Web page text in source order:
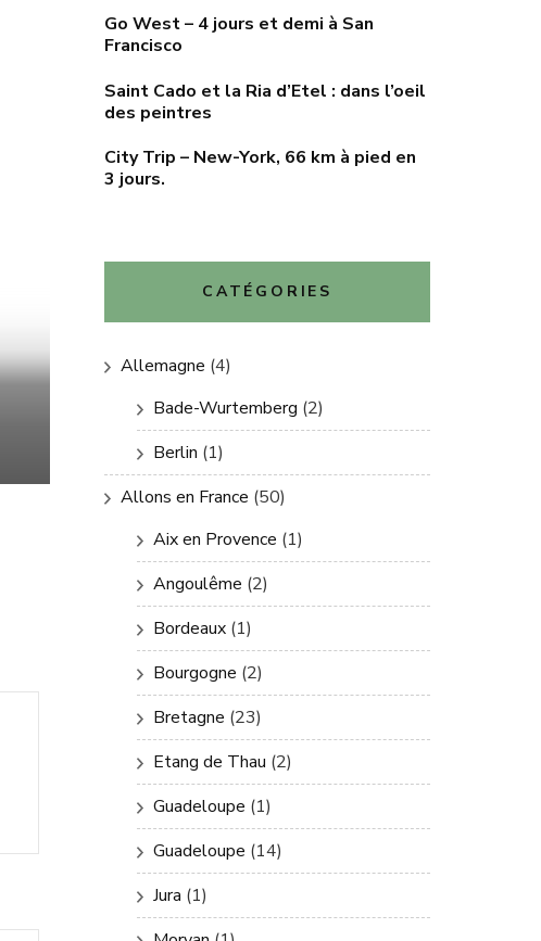
Go West – 4 jours et demi à San
Francisco
Saint Cado et la Ria d’Etel : dans l’oeil
des peintres
City Trip – New-York, 66 km à pied en
3 jours.
CATÉGORIES
Allemagne (4)
Bade-Wurtemberg (2)
Berlin (1)
Allons en France (50)
Aix en Provence (1)
Angoulême (2)
Bordeaux (1)
Bourgogne (2)
Bretagne (23)
Etang de Thau (2)
Guadeloupe (1)
Guadeloupe (14)
Jura (1)